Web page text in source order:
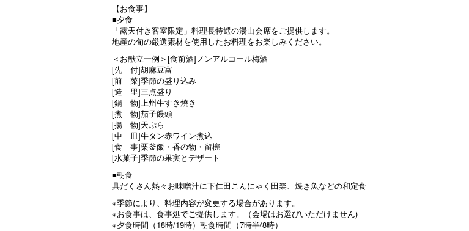
【お食事】
■夕食
「露天付き客室限定」料理長特選の湯山会席をご提供します。
地産の旬の厳選素材を使用したお料理をお楽しみください。
＜お献立一例＞[食前酒]ノンアルコール梅酒
[先 付]胡麻豆富
[前 菜]季節の盛り込み
[造 里]三点盛り
[鍋 物]上州牛すき焼き
[煮 物]茄子饅頭
[揚 物]天ぷら
[中 皿]牛タン赤ワイン煮込
[食 事]栗釜飯・香の物・留椀
[水菓子]季節の果実とデザート
■朝食
具だくさん熱々お味噌汁に下仁田こんにゃく田楽、焼き魚などの和定食
※季節により、料理内容が変更する場合があります。
※お食事は、食事処でご提供します。（会場はお選びいただけません)
※夕食時間（18時/19時）朝食時間（7時半/8時）